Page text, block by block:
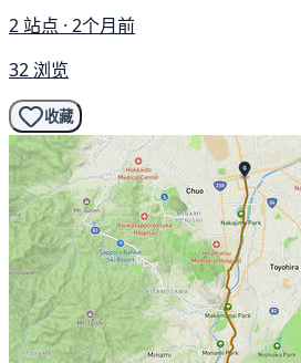
2 站点 · 2个月前
32 浏览
收藏